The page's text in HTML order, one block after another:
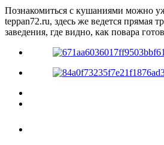
Познакомиться с кушаниями можно
teppan72.ru, здесь же ведется прямая
заведения, где видно, как повара